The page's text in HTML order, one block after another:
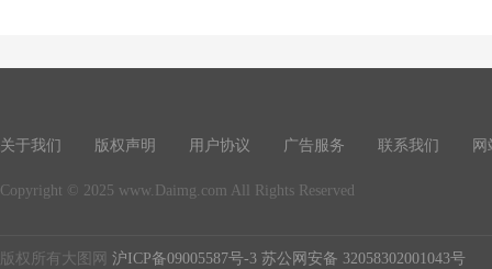
关于我们 版权声明 用户协议 广告服务 联系我们 网
Copyright © 2025 www.Daimg.com All Rights Reserved
版权所有大图网 沪ICP备09005587号-3 苏公网安备 32058302001043号